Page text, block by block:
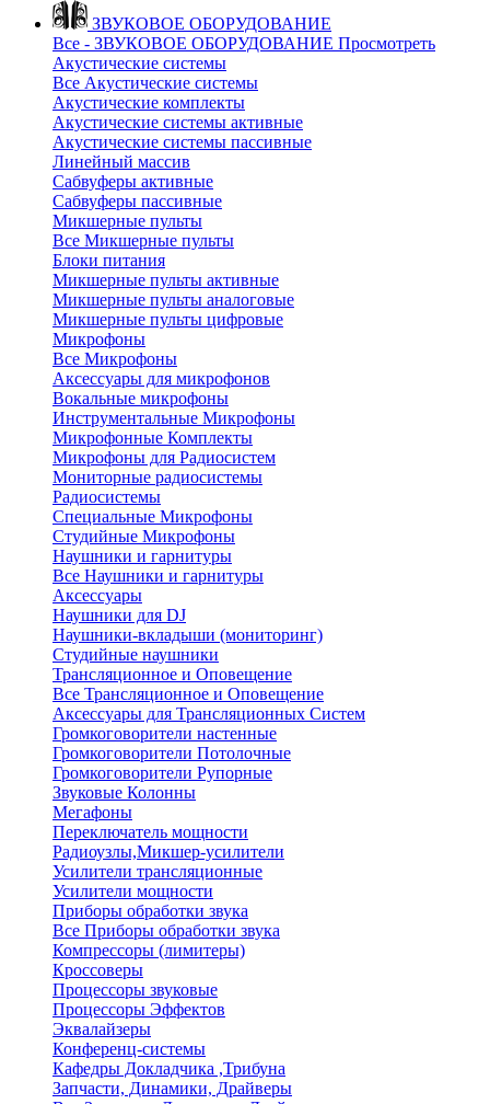
ЗВУКОВОЕ ОБОРУДОВАНИЕ
Все - ЗВУКОВОЕ ОБОРУДОВАНИЕ Просмотреть
Акустические системы
Все Акустические системы
Акустические комплекты
Акустические системы активные
Акустические системы пассивные
Линейный массив
Сабвуферы активные
Сабвуферы пассивные
Микшерные пульты
Все Микшерные пульты
Блоки питания
Микшерные пульты активные
Микшерные пульты аналоговые
Микшерные пульты цифровые
Микрофоны
Все Микрофоны
Аксессуары для микрофонов
Вокальные микрофоны
Инструментальные Микрофоны
Микрофонные Комплекты
Микрофоны для Радиосистем
Мониторные радиосистемы
Радиосистемы
Специальные Микрофоны
Студийные Микрофоны
Наушники и гарнитуры
Все Наушники и гарнитуры
Аксессуары
Наушники для DJ
Наушники-вкладыши (мониторинг)
Студийные наушники
Трансляционное и Оповещение
Все Трансляционное и Оповещение
Аксессуары для Трансляционных Систем
Громкоговорители настенные
Громкоговорители Потолочные
Громкоговорители Рупорные
Звуковые Колонны
Мегафоны
Переключатель мощности
Радиоузлы,Микшер-усилители
Усилители трансляционные
Усилители мощности
Приборы обработки звука
Все Приборы обработки звука
Компрессоры (лимитеры)
Кроссоверы
Процессоры звуковые
Процессоры Эффектов
Эквалайзеры
Конференц-системы
Кафедры Докладчика ,Трибуна
Запчасти, Динамики, Драйверы